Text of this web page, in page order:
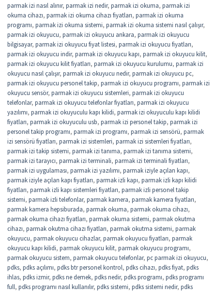
parmak izi nasıl alınır, parmak izi nedir, parmak izi okuma, parmak izi
okuma cihazı, parmak izi okuma cihazı fiyatları, parmak izi okuma
programı, parmak izi okuma sistemi, parmak izi okuma sistemi nasıl çalışır,
parmak izi okuyucu, parmak izi okuyucu ankara, parmak izi okuyucu
bilgisayar, parmak izi okuyucu fiyat listesi, parmak izi okuyucu fiyatları,
parmak izi okuyucu indir, parmak izi okuyucu kapı, parmak izi okuyucu kilit,
parmak izi okuyucu kilit fiyatları, parmak izi okuyucu kurulumu, parmak izi
okuyucu nasıl çalışır, parmak izi okuyucu nedir, parmak izi okuyucu pc,
parmak izi okuyucu personel takip, parmak izi okuyucu programı, parmak izi
okuyucu sensör, parmak izi okuyucu sistemleri, parmak izi okuyucu
telefonlar, parmak izi okuyucu telefonlar fiyatları, parmak izi okuyucu
yazılımı, parmak izi okuyuculu kapı kilidi, parmak izi okuyuculu kapı kilidi
fiyatları, parmak izi okuyuculu usb, parmak izi personel takip, parmak izi
personel takip programı, parmak izi programı, parmak izi sensörü, parmak
izi sensörü fiyatları, parmak izi sistemleri, parmak izi sistemleri fiyatları,
parmak izi takip sistemi, parmak izi tanıma, parmak izi tanıma sistemi,
parmak izi tarayıcı, parmak izi terminali, parmak izi terminali fiyatları,
parmak izi uygulaması, parmak izi yazılımı, parmak iziyle açılan kapı,
parmak iziyle açılan kapı fiyatları, parmak izli kapı, parmak izli kapı kilidi
fiyatları, parmak izli kapı sistemleri fiyatları, parmak izli personel takip
sistemi, parmak izli telefonlar, parmak kamera, parmak kamera fiyatları,
parmak kamera hepsiburada, parmak okuma, parmak okuma cihazı,
parmak okuma cihazı fiyatları, parmak okuma sistemi, parmak okutma
cihazı, parmak okutma cihazı fiyatları, parmak okutma sistemi, parmak
okuyucu, parmak okuyucu cihazlar, parmak okuyucu fiyatları, parmak
okuyucu kapı kilidi, parmak okuyucu kilit, parmak okuyucu programı,
parmak okuyucu sistem, parmak okuyucu telefonlar, pc parmak izi okuyucu,
pdks, pdks açılımı, pdks btr personel kontrol, pdks cihazı, pdks fiyat, pdks
ihlas, pdks izmir, pdks ne demek, pdks nedir, pdks programı, pdks programı
full, pdks programı nasıl kullanılır, pdks sistemi, pdks sistemi nedir, pdks